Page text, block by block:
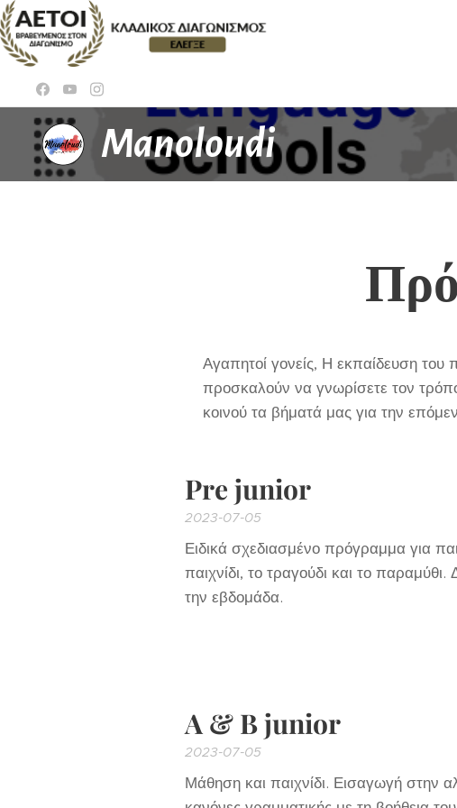
Manoloudi
Αγαπητοί γονείς, Η εκπαίδευση
προσκαλούν να γνωρίσετε τον
κοινού τα βήματά μας για την
Pre junior
2023-07-05
Ειδικά σχεδιασμένο πρόγραμμα για
παιχνίδι, το τραγούδι και το
την εβδομάδα.
A & B junior
2023-07-05
Μάθηση και παιχνίδι. Εισαγωγή στην